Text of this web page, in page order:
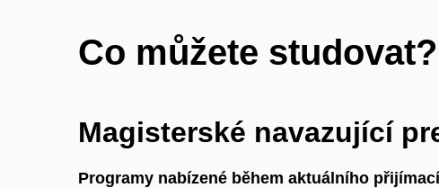
Co můžete studovat?
Magisterské navazující
Programy nabízené během aktuálního